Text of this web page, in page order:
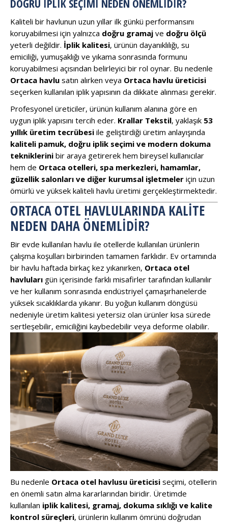
DOĞRU İPLIK SEÇIMI NEDEN ÖNEMLIDIR?
Kaliteli bir havlunun uzun yıllar ilk günkü performansını
koruyabilmesi için yalnızca doğru gramaj ve doğru ölçü
yeterli değildir. İplik kalitesi, ürünün dayanıklılığı, su
emiciliği, yumuşaklığı ve yıkama sonrasında formunu
koruyabilmesi açısından belirleyici bir rol oynar. Bu nedenle
Ortaca havlu satın alırken veya Ortaca havlu üreticisi
seçerken kullanılan iplik yapısının da dikkate alınması gerekir.
Profesyonel üreticiler, ürünün kullanım alanına göre en
uygun iplik yapısını tercih eder. Krallar Tekstil, yaklaşık 53
yıllık üretim tecrübesi ile geliştirdiği üretim anlayışında
kaliteli pamuk, doğru iplik seçimi ve modern dokuma
tekniklerini bir araya getirerek hem bireysel kullanıcılar
hem de Ortaca otelleri, spa merkezleri, hamamlar,
güzellik salonları ve diğer kurumsal işletmeler için uzun
ömürlü ve yüksek kaliteli havlu üretimi gerçekleştirmektedir.
ORTACA OTEL HAVLULARINDA KALITE
NEDEN DAHA ÖNEMLIDIR?
Bir evde kullanılan havlu ile otellerde kullanılan ürünlerin
çalışma koşulları birbirinden tamamen farklıdır. Ev ortamında
bir havlu haftada birkaç kez yıkanırken, Ortaca otel
havluları gün içerisinde farklı misafirler tarafından kullanılır
ve her kullanım sonrasında endüstriyel çamaşırhanelerde
yüksek sıcaklıklarda yıkanır. Bu yoğun kullanım döngüsü
nedeniyle üretim kalitesi yetersiz olan ürünler kısa sürede
sertleşebilir, emiciliğini kaybedebilir veya deforme olabilir.
Bu nedenle Ortaca otel havlusu üreticisi seçimi, otellerin
en önemli satın alma kararlarından biridir. Üretimde
kullanılan iplik kalitesi, gramaj, dokuma sıklığı ve kalite
kontrol süreçleri, ürünlerin kullanım ömrünü doğrudan